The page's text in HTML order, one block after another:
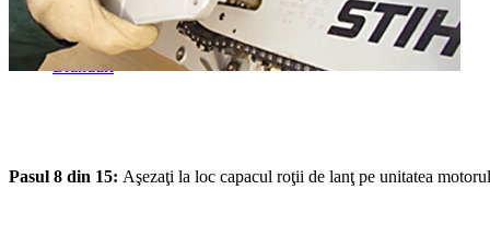
Acasa
Produse
Pasul 8 din 15: Aşezaţi la loc capacul roţii de lanţ pe unitatea